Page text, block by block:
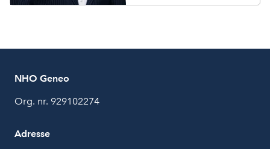
NHO Geneo
Org. nr. 929102274
Adresse